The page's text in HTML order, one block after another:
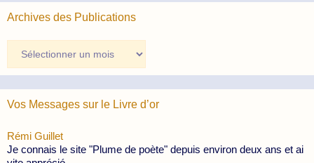
Archives des Publications
des
Publications
Vos Messages sur le Livre d’or
Rémi Guillet
Je connais le site "Plume de poète" depuis environ deux ans et ai